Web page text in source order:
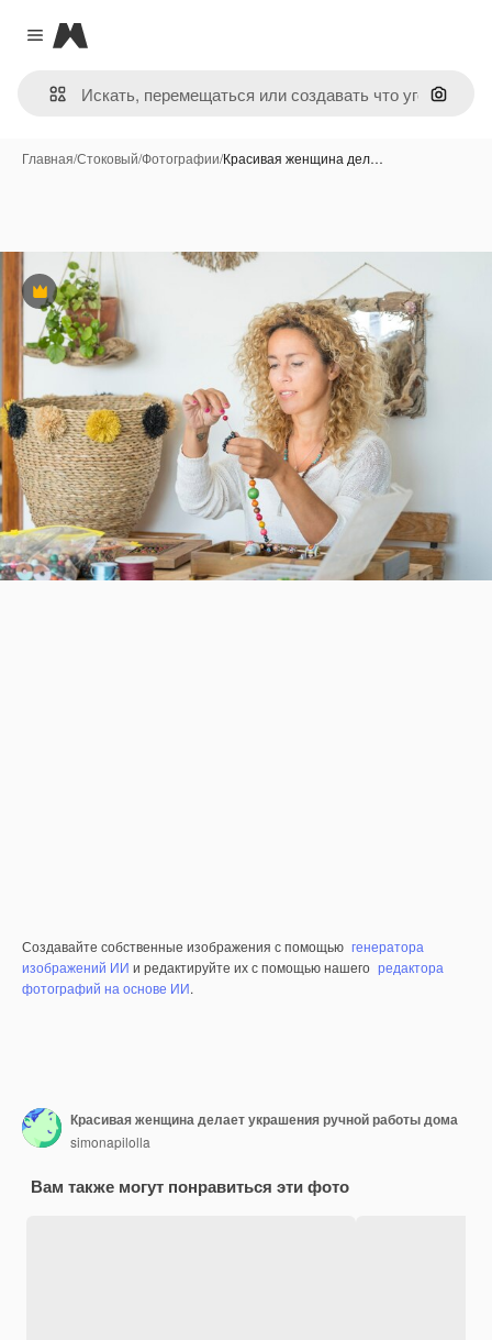
Close menu
Magnific
Поиск
Главная/Стоковый/Фотографии/Красивая женщина дел…
Премиум
Создавайте собственные изображения с помощью генератора
изображений ИИ и редактируйте их с помощью нашего редактора
фотографий на основе ИИ.
Красивая женщина делает украшения ручной работы дома
simonapilolla
Вам также могут понравиться эти фото